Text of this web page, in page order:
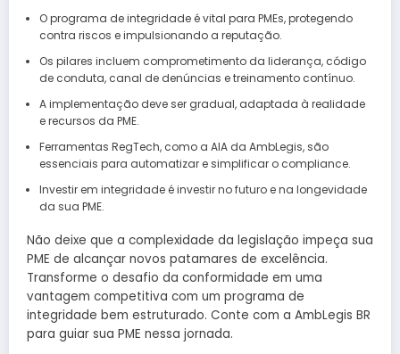
O programa de integridade é vital para PMEs, protegendo
contra riscos e impulsionando a reputação.
Os pilares incluem comprometimento da liderança, código
de conduta, canal de denúncias e treinamento contínuo.
A implementação deve ser gradual, adaptada à realidade
e recursos da PME.
Ferramentas RegTech, como a AIA da AmbLegis, são
essenciais para automatizar e simplificar o compliance.
Investir em integridade é investir no futuro e na longevidade
da sua PME.
Não deixe que a complexidade da legislação impeça sua
PME de alcançar novos patamares de excelência.
Transforme o desafio da conformidade em uma
vantagem competitiva com um programa de
integridade bem estruturado. Conte com a AmbLegis BR
para guiar sua PME nessa jornada.